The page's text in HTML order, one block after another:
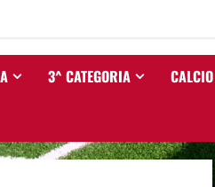
3^ CATEGORIA